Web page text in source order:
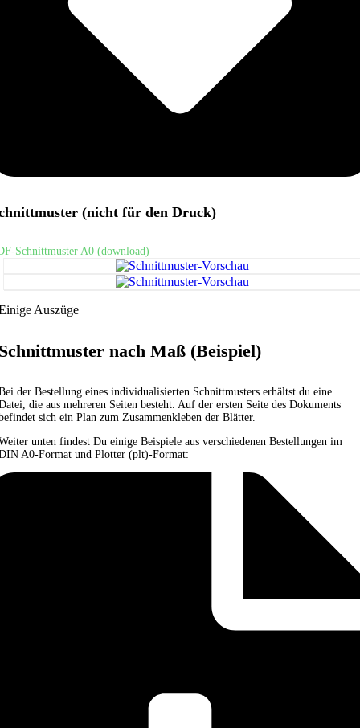
(nicht für den Druck)
Schnittmuster A0 (download)
Auszüge
nach Maß (Beispiel)
der Bestellung eines individualisierten Schnittmusters erhältst du eine
die aus mehreren Seiten besteht. Auf der ersten Seite des Dokuments
sich ein Plan zum Zusammenkleben der Blätter.
unten findest Du einige Beispiele aus verschiedenen Bestellungen im
A0-Format und Plotter (plt)-Format: